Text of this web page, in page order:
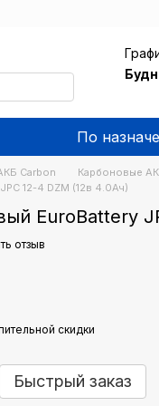
По
Carbon
Карбоновые
12-4 DZM (12в 4.0Ач)
EuroBattery
отзыв
скидки
Быстрый заказ